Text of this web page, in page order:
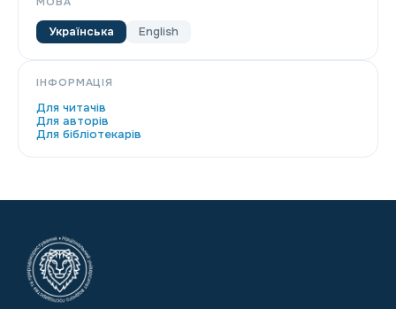
Українська English
ІНФОРМАЦІЯ
Для читачів
Для авторів
Для бібліотекарів